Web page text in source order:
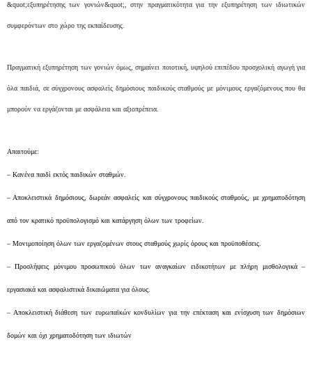
&quot;εξυπηρέτησης των γονιών&quot;, στην πραγματικότητα για την εξυπηρέτηση των ιδιωτικών
συμφερόντων στο χώρο της εκπαίδευσης.
Πραγματική εξυπηρέτηση των γονιών όμως, σημαίνει ποιοτική, υψηλού επιπέδου προσχολική αγωγή για
όλα παιδιά, σε σύγχρονους ασφαλείς δημόσιους παιδικούς σταθμούς με μόνιμους εργαζόμενους που θα
μπορούν να εργάζονται με ασφάλεια και αξιοπρέπεια.
Απαιτούμε:
– Κανένα παιδί εκτός παιδικών σταθμών.
– Αποκλειστικά δημόσιους, δωρεάν ασφαλείς και σύγχρονους παιδικούς σταθμούς, με χρηματοδότηση
από τον κρατικό προϋπολογισμό και κατάργηση όλων των τροφείων.
– Μονιμοποίηση όλων των εργαζομένων στους σταθμούς χωρίς όρους και προϋποθέσεις.
– Προσλήψεις μόνιμου προσωπικού όλων των αναγκαίων ειδικοτήτων με πλήρη μισθολογικά –
εργασιακά και ασφαλιστικά δικαιώματα για όλους.
– Αποκλειστική διάθεση των ευρωπαϊκών κονδυλίων για την επέκταση και ενίσχυση των δημόσιων
δομών και όχι χρηματοδότηση των ιδιωτών